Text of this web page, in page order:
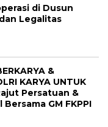
di Dusun
Legalitas
&
KARYA UNTUK
Persatuan &
GM FKPPI